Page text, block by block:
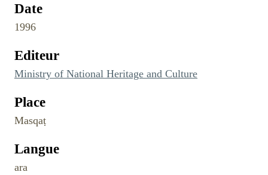
Date
1996
Editeur
Ministry of National Heritage and Culture
Place
Masqaṭ
Langue
ara